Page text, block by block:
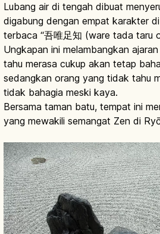
Lubang air di tengah dibuat
digabung dengan empat karakter
terbaca “吾唯足知 (ware tada taru
Ungkapan ini melambangkan
tahu merasa cukup akan tetap
sedangkan orang yang tidak tahu
tidak bahagia meski kaya.
Bersama taman batu, tempat ini
yang mewakili semangat Zen di